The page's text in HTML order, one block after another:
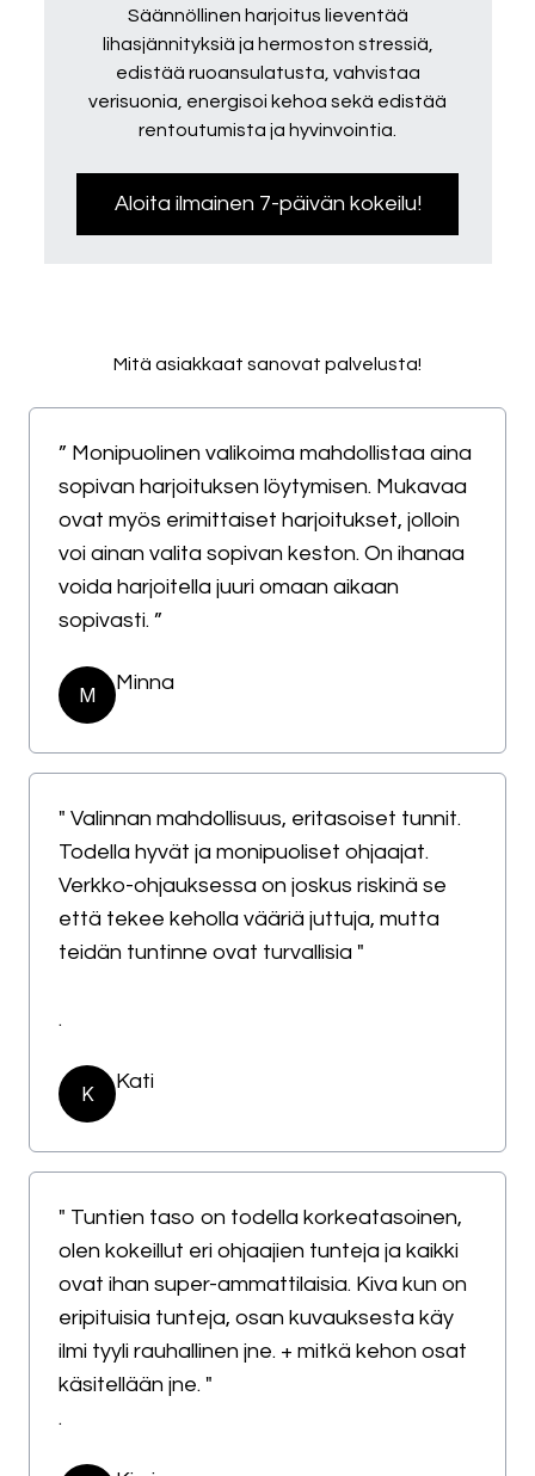
Säännöllinen harjoitus lieventää
lihasjännityksiä ja hermoston stressiä,
edistää ruoansulatusta, vahvistaa
verisuonia, energisoi kehoa sekä edistää
rentoutumista ja hyvinvointia.
Aloita ilmainen 7-päivän kokeilu!
Mitä asiakkaat sanovat palvelusta!
” Monipuolinen valikoima mahdollistaa aina
sopivan harjoituksen löytymisen. Mukavaa
ovat myös erimittaiset harjoitukset, jolloin
voi ainan valita sopivan keston. On ihanaa
voida harjoitella juuri omaan aikaan
sopivasti. ”
M
Minna
" Valinnan mahdollisuus, eritasoiset tunnit.
Todella hyvät ja monipuoliset ohjaajat.
Verkko-ohjauksessa on joskus riskinä se
että tekee keholla vääriä juttuja, mutta
teidän tuntinne ovat turvallisia "
.
K
Kati
" Tuntien taso on todella korkeatasoinen,
olen kokeillut eri ohjaajien tunteja ja kaikki
ovat ihan super-ammattilaisia. Kiva kun on
eripituisia tunteja, osan kuvauksesta käy
ilmi tyyli rauhallinen jne. + mitkä kehon osat
käsitellään jne. "
.